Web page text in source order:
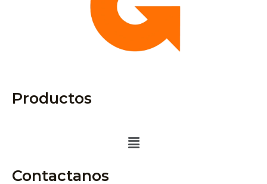
Productos
Menú
Contactanos